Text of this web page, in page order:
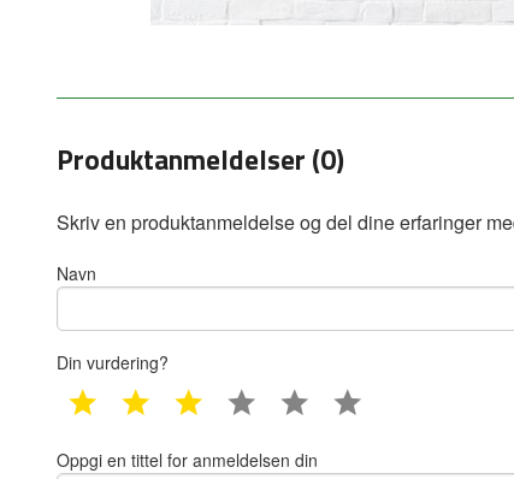
Produktanmeldelser (0)
Skriv en produktanmeldelse og del dine erfaringer
Navn
Din vurdering?
1 star 2 star 3 star 4 star 5 star
Oppgi en tittel for anmeldelsen din